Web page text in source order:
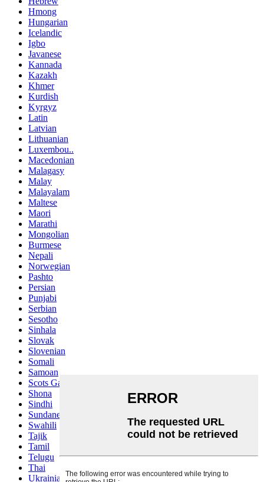
Hmong
Hungarian
Icelandic
Igbo
Javanese
Kannada
Kazakh
Khmer
Kurdish
Kyrgyz
Latin
Latvian
Lithuanian
Luxembou..
Macedonian
Malagasy
Malay
Malayalam
Maltese
Maori
Marathi
Mongolian
Burmese
Nepali
Norwegian
Pashto
Persian
Punjabi
Serbian
Sesotho
Sinhala
Slovak
Slovenian
Somali
Samoan
Scots Gaelic
Shona
Sindhi
Sundanese
Swahili
Tajik
Tamil
Telugu
Thai
Ukrainian